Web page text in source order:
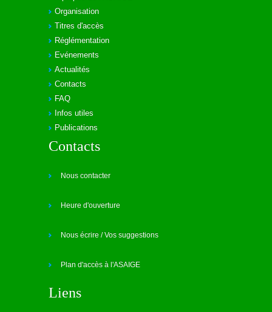
Organisation
Titres d'accès
Réglémentation
Evénements
Actualités
Contacts
FAQ
Infos utiles
Publications
Contacts
Nous contacter
Heure d'ouverture
Nous écrire / Vos suggestions
Plan d'accès à l'ASAIGE
Liens